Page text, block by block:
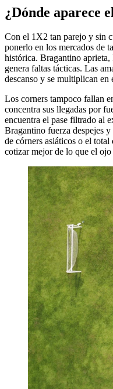
¿Dónde aparece
Con el 1X2 tan parejo y sin
ponerlo en los mercados de
histórica. Bragantino
genera faltas tácticas. Las
descanso y se multiplican en
Los corners tampoco fallan
concentra sus llegadas por
encuentra el pase filtrado al
Bragantino fuerza despejes
de córners asiáticos o el
cotizar mejor de lo que el